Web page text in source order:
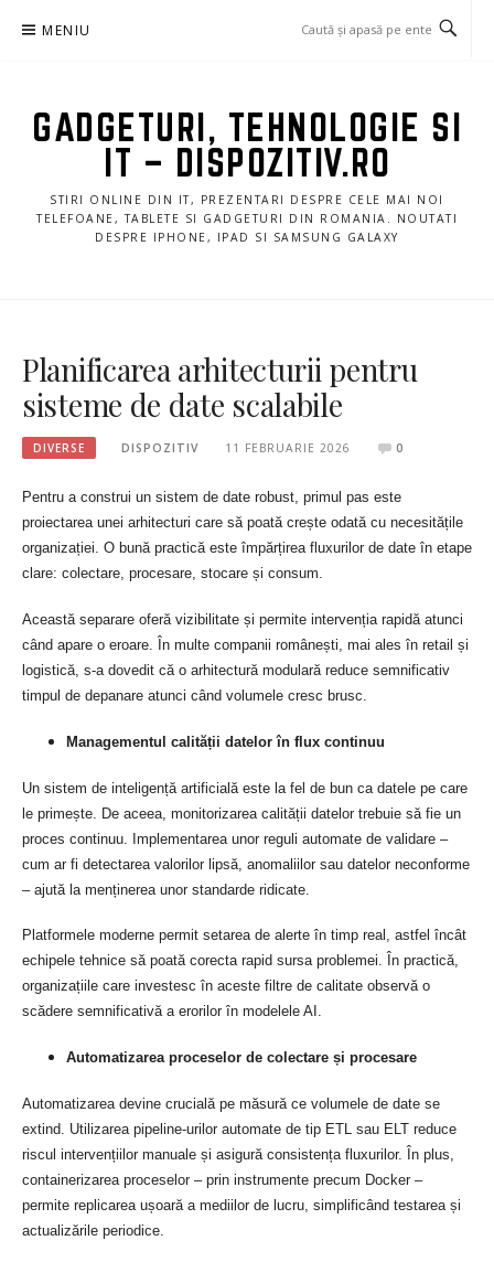
MENIU
GADGETURI, TEHNOLOGIE SI
IT – DISPOZITIV.RO
STIRI ONLINE DIN IT, PREZENTARI DESPRE CELE MAI NOI
TELEFOANE, TABLETE SI GADGETURI DIN ROMANIA. NOUTATI
DESPRE IPHONE, IPAD SI SAMSUNG GALAXY
Planificarea arhitecturii pentru
sisteme de date scalabile
DIVERSE DISPOZITIV 11 FEBRUARIE 2026 0
Pentru a construi un sistem de date robust, primul pas este
proiectarea unei arhitecturi care să poată crește odată cu necesitățile
organizației. O bună practică este împărțirea fluxurilor de date în etape
clare: colectare, procesare, stocare și consum.
Această separare oferă vizibilitate și permite intervenția rapidă atunci
când apare o eroare. În multe companii românești, mai ales în retail și
logistică, s-a dovedit că o arhitectură modulară reduce semnificativ
timpul de depanare atunci când volumele cresc brusc.
Managementul calității datelor în flux continuu
Un sistem de inteligență artificială este la fel de bun ca datele pe care
le primește. De aceea, monitorizarea calității datelor trebuie să fie un
proces continuu. Implementarea unor reguli automate de validare –
cum ar fi detectarea valorilor lipsă, anomaliilor sau datelor neconforme
– ajută la menținerea unor standarde ridicate.
Platformele moderne permit setarea de alerte în timp real, astfel încât
echipele tehnice să poată corecta rapid sursa problemei. În practică,
organizațiile care investesc în aceste filtre de calitate observă o
scădere semnificativă a erorilor în modelele AI.
Automatizarea proceselor de colectare și procesare
Automatizarea devine crucială pe măsură ce volumele de date se
extind. Utilizarea pipeline-urilor automate de tip ETL sau ELT reduce
riscul intervențiilor manuale și asigură consistența fluxurilor. În plus,
containerizarea proceselor – prin instrumente precum Docker –
permite replicarea ușoară a mediilor de lucru, simplificând testarea și
actualizările periodice.